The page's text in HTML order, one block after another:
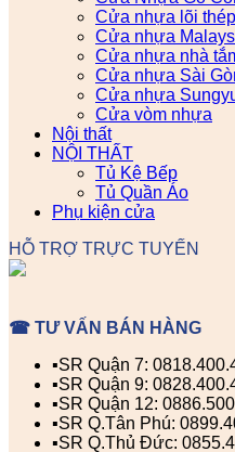
Cửa nhựa lõi thép
Cửa nhựa
Cửa nhựa nhà
Cửa nhựa Sài
Cửa nhựa
Cửa vòm nhựa
Nội thất
NỘI THẤT
Tủ Kệ Bếp
Tủ Quần Áo
Phụ kiện cửa
HỖ TRỢ TRỰC TUYẾN
☎ TƯ VẤN BÁN HÀNG
▪️SR Quận 7:
▪️SR Quận 9:
▪️SR Quận 12:
▪️SR Q.Tân Phú:
▪️SR Q.Thủ Đức: